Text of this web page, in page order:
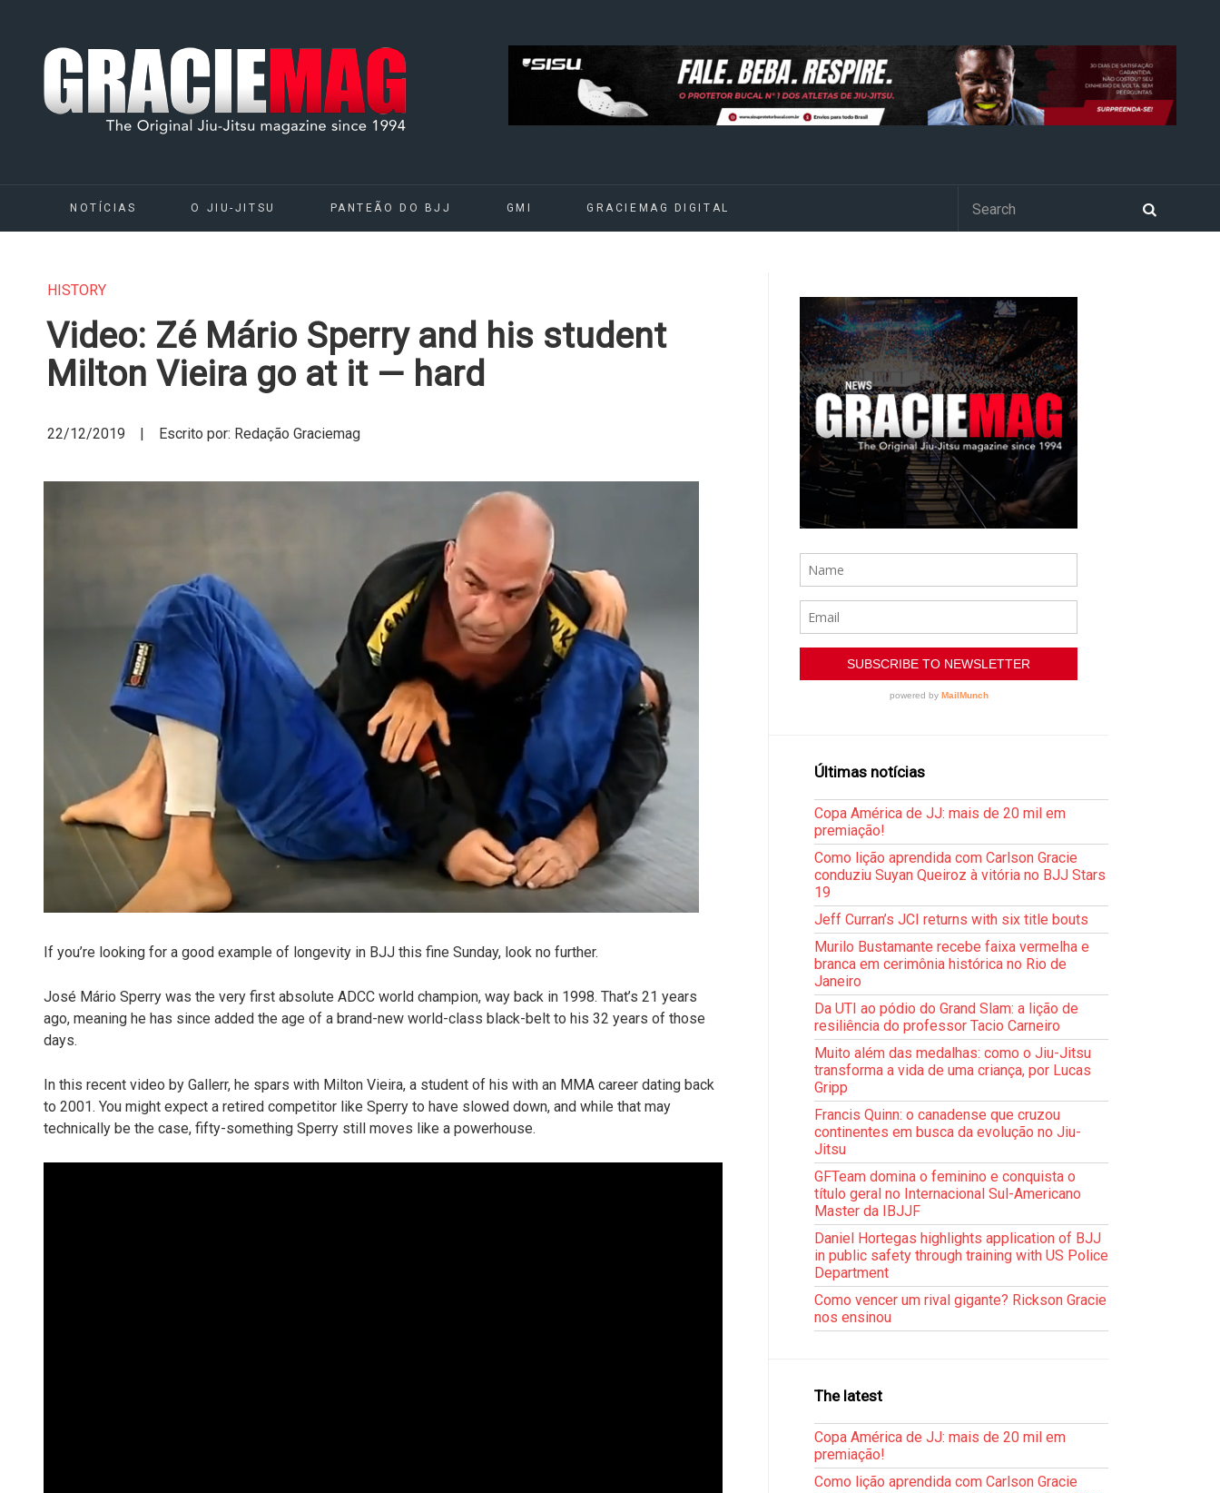
NOTÍCIAS O JIU-JITSU PANTEÃO DO BJJ GMI GRACIEMAG DIGITAL
HISTORY
Video: Zé Mário Sperry and his student
Milton Vieira go at it — hard
22/12/2019 | Escrito por: Redação Graciemag
If you’re looking for a good example of longevity in BJJ this fine Sunday, look no further.
José Mário Sperry was the very first absolute ADCC world champion, way back in 1998. That’s 21 years
ago, meaning he has since added the age of a brand-new world-class black-belt to his 32 years of those
days.
In this recent video by Gallerr, he spars with Milton Vieira, a student of his with an MMA career dating back
to 2001. You might expect a retired competitor like Sperry to have slowed down, and while that may
technically be the case, fifty-something Sperry still moves like a powerhouse.
Últimas notícias
Copa América de JJ: mais de 20 mil em
premiação!
Como lição aprendida com Carlson Gracie
conduziu Suyan Queiroz à vitória no BJJ Stars
19
Jeff Curran’s JCI returns with six title bouts
Murilo Bustamante recebe faixa vermelha e
branca em cerimônia histórica no Rio de
Janeiro
Da UTI ao pódio do Grand Slam: a lição de
resiliência do professor Tacio Carneiro
Muito além das medalhas: como o Jiu-Jitsu
transforma a vida de uma criança, por Lucas
Gripp
Francis Quinn: o canadense que cruzou
continentes em busca da evolução no Jiu-
Jitsu
GFTeam domina o feminino e conquista o
título geral no Internacional Sul-Americano
Master da IBJJF
Daniel Hortegas highlights application of BJJ
in public safety through training with US Police
Department
Como vencer um rival gigante? Rickson Gracie
nos ensinou
The latest
Copa América de JJ: mais de 20 mil em
premiação!
Como lição aprendida com Carlson Gracie